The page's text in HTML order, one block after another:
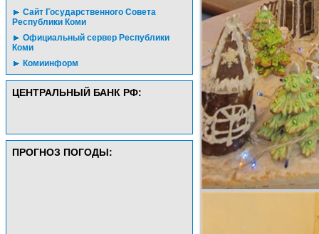
Сайт Государственного Совета
Республики Коми
Официальный сервер Республики
Коми
Комиинформ
ЦЕНТРАЛЬНЫЙ БАНК РФ:
ПРОГНОЗ ПОГОДЫ: